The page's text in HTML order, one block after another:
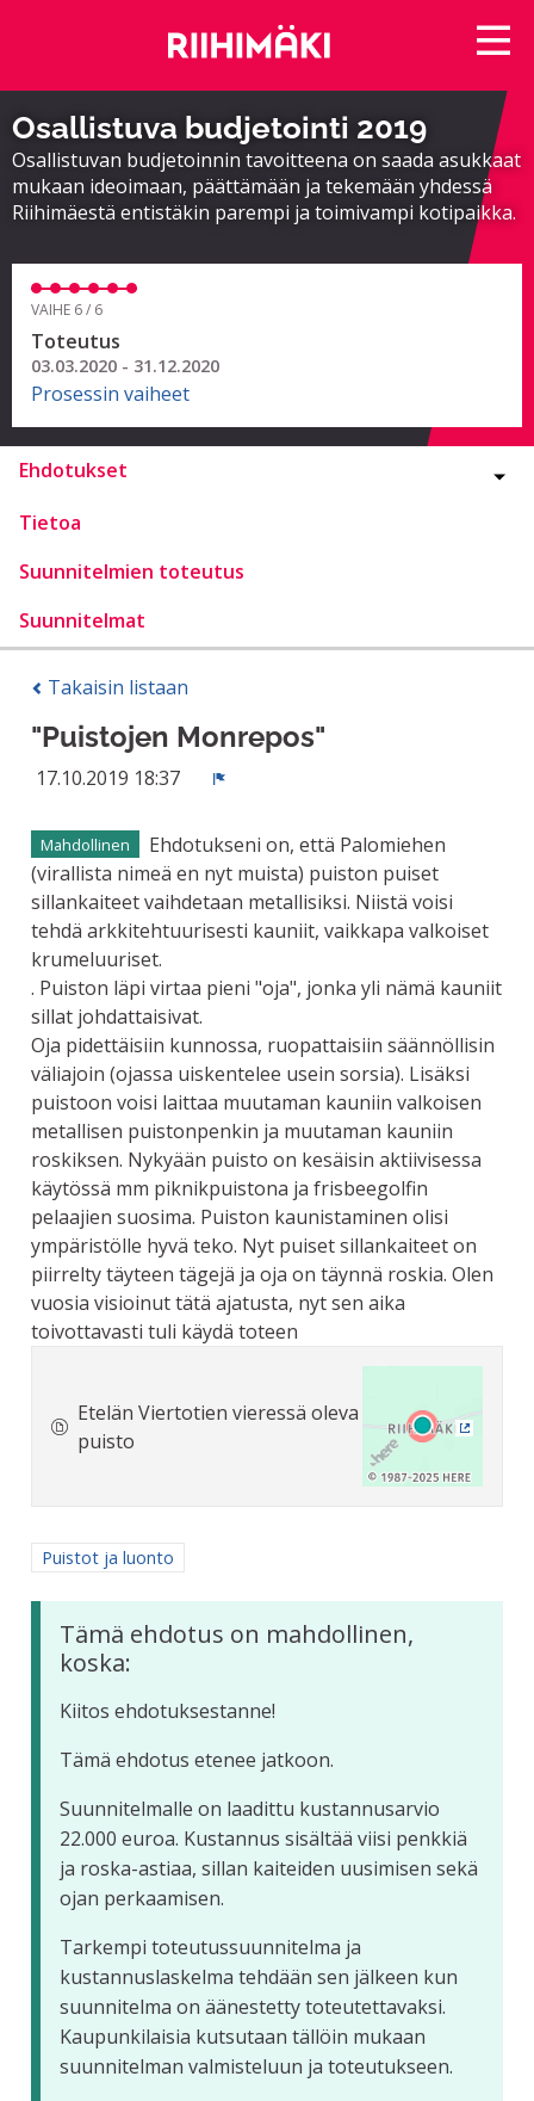
Osallistuva budjetointi 2019
Osallistuvan budjetoinnin tavoitteena on saada asukkaat
mukaan ideoimaan, päättämään ja tekemään yhdessä
Riihimäestä entistäkin parempi ja toimivampi kotipaikka.
VAIHE 6 / 6
Toteutus
03.03.2020 - 31.12.2020
Prosessin vaiheet
Ehdotukset
Tietoa
Suunnitelmien toteutus
Suunnitelmat
Takaisin listaan
"Puistojen Monrepos"
17.10.2019 18:37
Mahdollinen
Ehdotukseni on, että Palomiehen
(virallista nimeä en nyt muista) puiston puiset
sillankaiteet vaihdetaan metallisiksi. Niistä voisi
tehdä arkkitehtuurisesti kauniit, vaikkapa valkoiset
krumeluuriset.
. Puiston läpi virtaa pieni "oja", jonka yli nämä kauniit
sillat johdattaisivat.
Oja pidettäisiin kunnossa, ruopattaisiin säännöllisin
väliajoin (ojassa uiskentelee usein sorsia). Lisäksi
puistoon voisi laittaa muutaman kauniin valkoisen
metallisen puistonpenkin ja muutaman kauniin
roskiksen. Nykyään puisto on kesäisin aktiivisessa
käytössä mm piknikpuistona ja frisbeegolfin
pelaajien suosima. Puiston kaunistaminen olisi
ympäristölle hyvä teko. Nyt puiset sillankaiteet on
piirrelty täyteen tägejä ja oja on täynnä roskia. Olen
vuosia visioinut tätä ajatusta, nyt sen aika
toivottavasti tuli käydä toteen
Etelän Viertotien vieressä oleva
puisto
Rajaa tulokset aihepiirin mukaan: Puistot ja luonto
Puistot ja luonto
Tämä ehdotus on mahdollinen,
koska:
Kiitos ehdotuksestanne!
Tämä ehdotus etenee jatkoon.
Suunnitelmalle on laadittu kustannusarvio
22.000 euroa. Kustannus sisältää viisi penkkiä
ja roska-astiaa, sillan kaiteiden uusimisen sekä
ojan perkaamisen.
Tarkempi toteutussuunnitelma ja
kustannuslaskelma tehdään sen jälkeen kun
suunnitelma on äänestetty toteutettavaksi.
Kaupunkilaisia kutsutaan tällöin mukaan
suunnitelman valmisteluun ja toteutukseen.